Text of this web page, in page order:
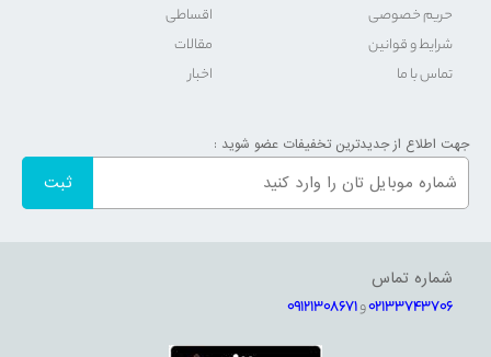
حریم خصوصی
شرایط و قوانین
تماس با ما
اقساطی
مقالات
اخبار
جهت اطلاع از جدیدترین تخفیفات عضو شوید :
شماره تماس
02133743706و09121308671